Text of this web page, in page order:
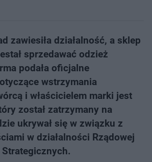
zawiesiła działalność, a sklep
sprzedawać odzież
podała oficjalne
wstrzymania
i właścicielem marki jest
został zatrzymany na
ukrywał się w związku z
w działalności Rządowej